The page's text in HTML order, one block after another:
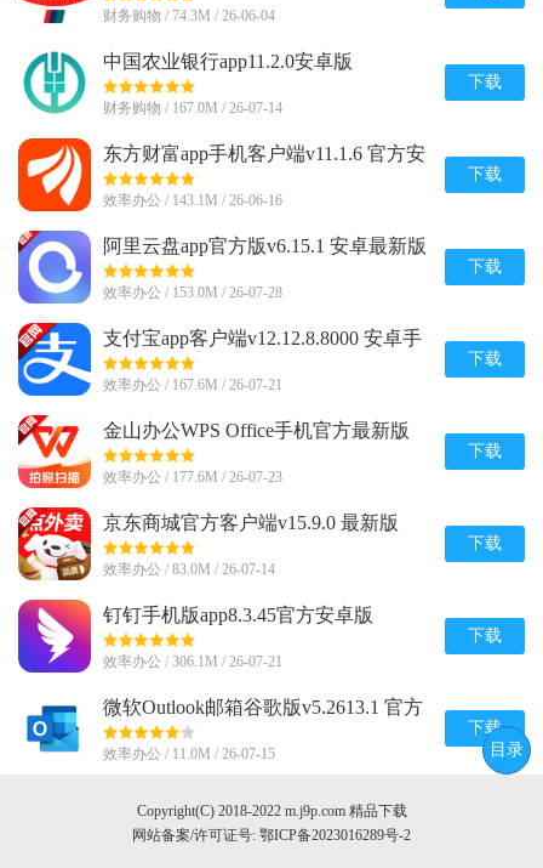
财务购物 / 74.3M / 26-06-04
中国农业银行app11.2.0安卓版
财务购物 / 167.0M / 26-07-14
下载
东方财富app手机客户端v11.1.6 官方安
卓版
效率办公 / 143.1M / 26-06-16
下载
阿里云盘app官方版v6.15.1 安卓最新版
效率办公 / 153.0M / 26-07-28
下载
支付宝app客户端v12.12.8.8000 安卓手
机版
效率办公 / 167.6M / 26-07-21
下载
金山办公WPS Office手机官方最新版
v26.7.2 正版
效率办公 / 177.6M / 26-07-23
下载
京东商城官方客户端v15.9.0 最新版
效率办公 / 83.0M / 26-07-14
下载
钉钉手机版app8.3.45官方安卓版
效率办公 / 306.1M / 26-07-21
下载
微软Outlook邮箱谷歌版v5.2613.1 官方
最新版
效率办公 / 11.0M / 26-07-15
下载
Copyright(C) 2018-2022 m.j9p.com 精品下载
网站备案/许可证号: 鄂ICP备2023016289号-2
目录